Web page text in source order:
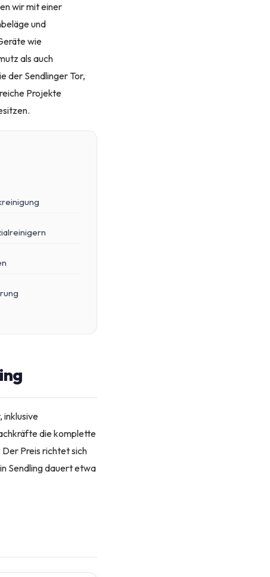
wir mit einer
und
wie
als auch
der Sendlinger Tor,
Projekte
inklusive
die komplette
Preis richtet sich
Sendling dauert etwa